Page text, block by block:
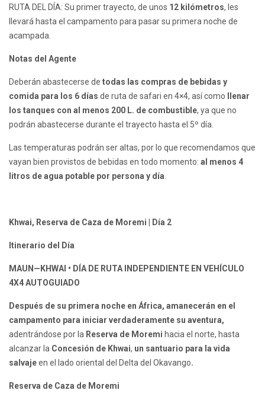
RUTA DEL DÍA: Su primer trayecto, de unos 12 kilómetros, les
llevará hasta el campamento para pasar su primera noche de
acampada.
Notas del Agente
Deberán abastecerse de todas las compras de bebidas y
comida para los 6 días de ruta de safari en 4×4, así como
llenar
los tanques con al menos 200 L. de combustible, ya que no
podrán abastecerse durante el trayecto hasta el 5º día.
Las temperaturas podrán ser altas, por lo que recomendamos que
vayan bien provistos de bebidas en todo momento: al menos 4
litros de agua potable por persona y día.
Khwai, Reserva de Caza de Moremi | Día 2
Itinerario del Día
MAUN—KHWAI • DÍA DE RUTA INDEPENDIENTE EN VEHÍCULO
4X4 AUTOGUIADO
Después de su primera noche en África, amanecerán en el
campamento para iniciar verdaderamente su aventura,
adentrándose por la Reserva de Moremi hacia el norte, hasta
alcanzar la Concesión de Khwai, un santuario para la vida
salvajeen el lado oriental del Delta del Okavango.
Reserva de Caza de Moremi